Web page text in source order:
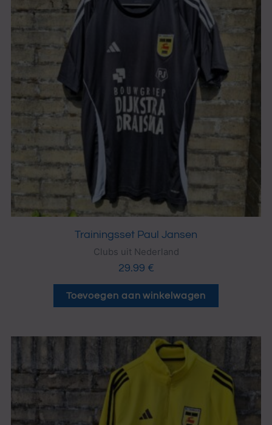
Trainingsset Paul Jansen
Clubs uit Nederland
29.99 €
Toevoegen aan winkelwagen